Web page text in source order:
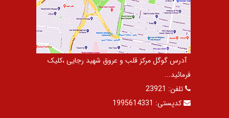
آدرس گوگل مرکز قلب و عروق شهید رجایی ،کلیک
فرمائید...
تلفن: 23921
کدپستی: 1995614331